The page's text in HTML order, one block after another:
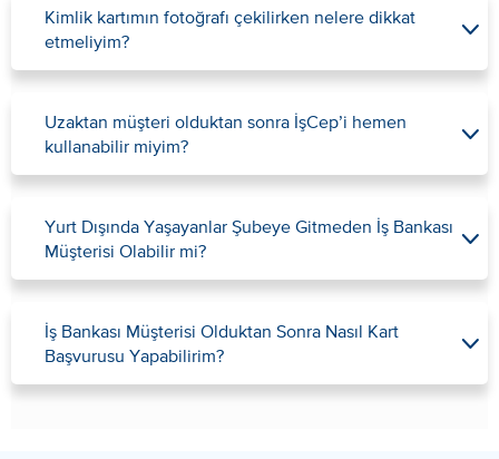
Kimlik kartımın fotoğrafı çekilirken nelere dikkat
etmeliyim?
Uzaktan müşteri olduktan sonra İşCep’i hemen
kullanabilir miyim?
Yurt Dışında Yaşayanlar Şubeye Gitmeden İş Bankası
Müşterisi Olabilir mi?
İş Bankası Müşterisi Olduktan Sonra Nasıl Kart
Başvurusu Yapabilirim?